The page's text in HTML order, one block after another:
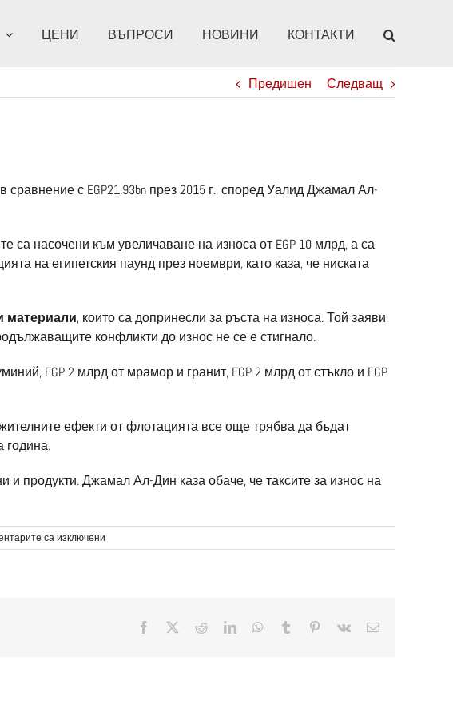
ЦЕНИ ВЪПРОСИ НОВИНИ КОНТАКТИ
Предишен Следващ
сравнение с EGP21.93bn през 2015 г., според Уалид Джамал Ал-
са насочени към увеличаване на износа от EGP 10 млрд, а са
на египетския паунд през ноември, като каза, че ниската
материали, които са допринесли за ръста на износа. Той заяви,
конфликти до износ не се е стигнало.
EGP 2 млрд от мрамор и гранит, EGP 2 млрд от стъкло и EGP
ефекти от флотацията все още трябва да бъдат
година.
и продукти. Джамал Ал-Дин каза обаче, че таксите за износ на
са изключени
Износа
Facebook RedditLinkedInWhatsApp
Tumblr Pinterest
Vk
Електронна